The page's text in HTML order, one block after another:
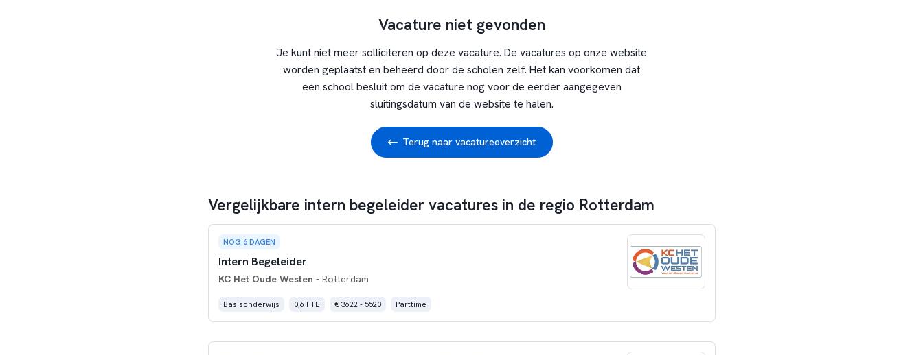
Vacature niet gevonden
Je kunt niet meer solliciteren op deze vacature. De vacatures op onze website
worden geplaatst en beheerd door de scholen zelf. Het kan voorkomen dat
een school besluit om de vacature nog voor de eerder aangegeven
sluitingsdatum van de website te halen.
Terug naar vacatureoverzicht
Vergelijkbare intern begeleider vacatures in de regio Rotterdam
NOG 6 DAGEN
Intern Begeleider
KC Het Oude Westen - Rotterdam
Basisonderwijs 0,6 FTE € 3622 - 5520 Parttime